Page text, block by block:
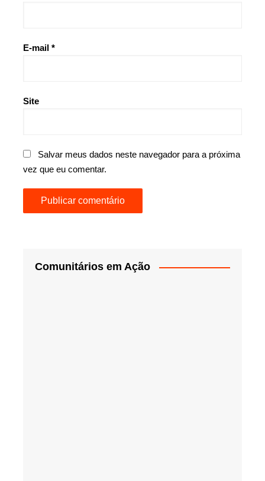
E-mail *
Site
Salvar meus dados neste navegador para a próxima
vez que eu comentar.
Comunitários em Ação